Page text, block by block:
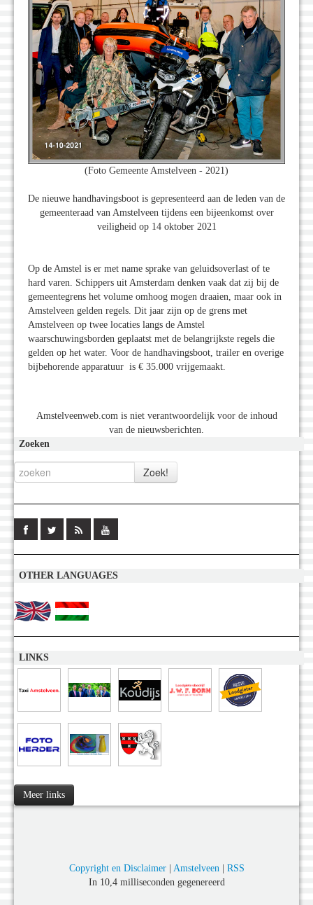
(Foto Gemeente Amstelveen - 2021)
De nieuwe handhavingsboot is gepresenteerd aan de leden van de
gemeenteraad van Amstelveen tijdens een bijeenkomst over
veiligheid op 14 oktober 2021
Op de Amstel is er met name sprake van geluidsoverlast of te
hard varen. Schippers uit Amsterdam denken vaak dat zij bij de
gemeentegrens het volume omhoog mogen draaien, maar ook in
Amstelveen gelden regels. Dit jaar zijn op de grens met
Amstelveen op twee locaties langs de Amstel
waarschuwingsborden geplaatst met de belangrijkste regels die
gelden op het water. Voor de handhavingsboot, trailer en overige
bijbehorende apparatuur is € 35.000 vrijgemaakt.
Amstelveenweb.com is niet verantwoordelijk voor de inhoud
van de nieuwsberichten.
Zoeken
OTHER LANGUAGES
LINKS
Meer links
Copyright en Disclaimer| Amstelveen| RSS
In 10,4 milliseconden gegenereerd